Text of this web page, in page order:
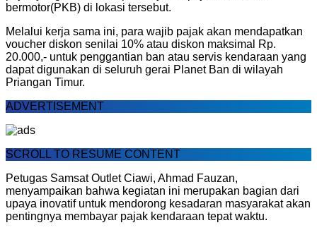
bermotor(PKB) di lokasi tersebut.
Melalui kerja sama ini, para wajib pajak akan mendapatkan
voucher diskon senilai 10% atau diskon maksimal
Rp.
20.000,- untuk penggantian ban atau servis kendaraan yang
dapat digunakan di seluruh gerai Planet Ban di wilayah
Priangan Timur.
ADVERTISEMENT
SCROLL TO RESUME CONTENT
Petugas SamsatOutletCiawi, Ahmad Fauzan,
menyampaikan bahwa kegiatan ini merupakan bagian dari
upaya inovatif untuk mendorong kesadaran masyarakat akan
pentingnya membayar pajak kendaraan tepat waktu.